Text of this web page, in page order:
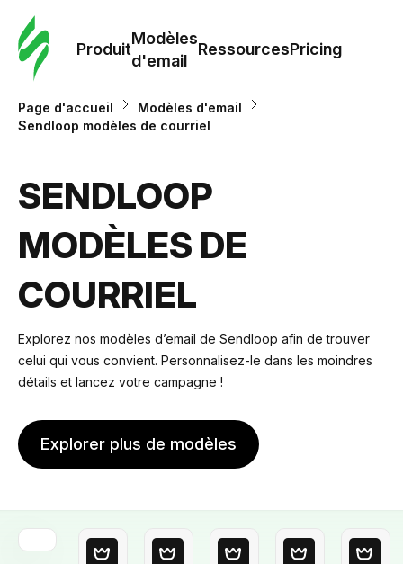
Produit
Modèles
d'email
RessourcesPricing
Page d'accueil
Modèles d'email
Sendloop modèles de courriel
SENDLOOP
MODÈLES DE
COURRIEL
Explorez nos modèles d’email de Sendloop afin de trouver
celui qui vous convient. Personnalisez-le dans les moindres
détails et lancez votre campagne !
Explorer plus de modèles